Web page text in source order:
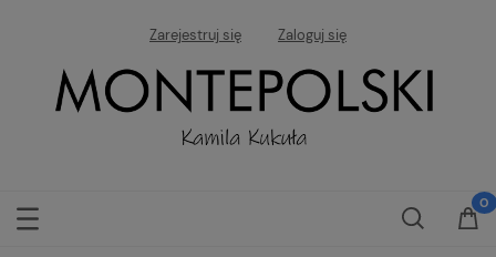
Zarejestruj się Zaloguj się